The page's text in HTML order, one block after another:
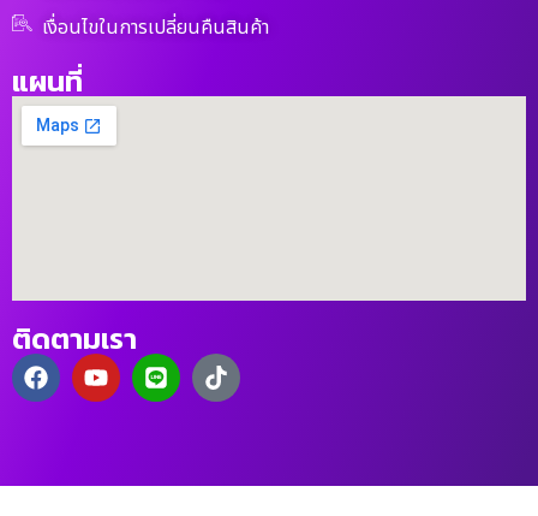
เงื่อนไขในการเปลี่ยนคืนสินค้า
แผนที่
ติดตามเรา